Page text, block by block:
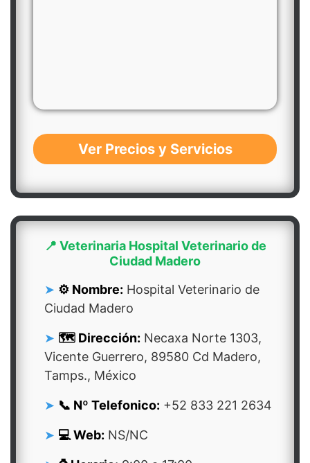
Ver Precios y Servicios
📍 Veterinaria Hospital Veterinario de
Ciudad Madero
⚙️ Nombre: Hospital Veterinario de
Ciudad Madero
🗺️ Dirección: Necaxa Norte 1303,
Vicente Guerrero, 89580 Cd Madero,
Tamps., México
📞 Nº Telefonico: +52 833 221 2634
💻 Web: NS/NC